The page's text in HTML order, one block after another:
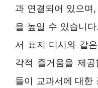
과 연결되어 있으며
을 높일 수 있습니
서 표지 디시와 같
각적 즐거움을 제
들이 교과서에 대한